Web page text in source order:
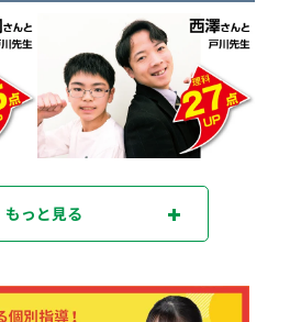
もっと見る